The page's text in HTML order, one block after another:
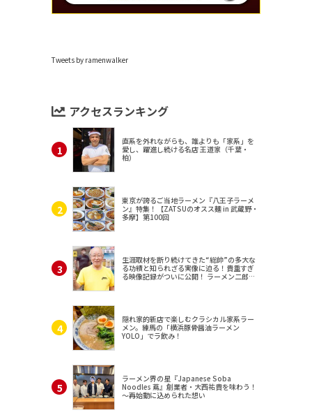
Tweets by ramenwalker
アクセスランキング
直系を外れながらも、誰よりも「家系」を
愛し、躍進し続ける名店 王道家（千葉・
柏）
東京が誇るご当地ラーメン『八王子ラーメ
ン』特集！【ZATSUのオスス麺 in 武蔵野・
多摩】第100回
生涯取材を断り続けてきた“総帥”の多大な
る功績と知られざる実像に迫る！貴重すぎ
る映像記録がついに公開！ ラーメン二郎
隠れ家的新店で楽しむクラシカル家系ラー
メン。練馬の「横浜豚骨醤油ラーメン
YOLO」でラ飲み！
ラーメン界の星『Japanese Soba
Noodles 蔦』創業者・大西祐貴を味わう！
～再始動に込められた想い